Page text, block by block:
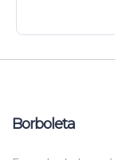
Borboleta